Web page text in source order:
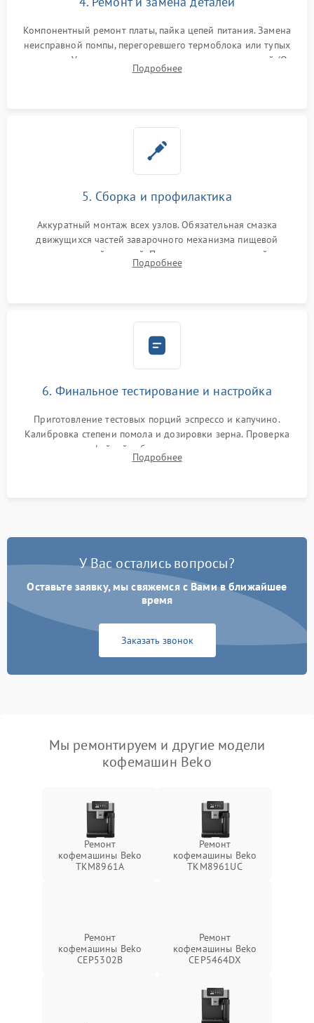
Компонентный ремонт платы, пайка цепей питания. Замена
неисправной помпы, перегоревшего термоблока или тупых
жерновов. Установка новых силиконовых уплотнителей (O-
ring) и тефлоновых трубок для надежного устранения
Подробнее
5. Сборка и профилактика
Аккуратный монтаж всех узлов. Обязательная смазка
движущихся частей заварочного механизма пищевой
силиконовой смазкой. Проведение программной
декальцинации и очистки системы от кофейных масел.
Подробнее
6. Финальное тестирование и настройка
Приготовление тестовых порций эспрессо и капучино.
Калибровка степени помола и дозировки зерна. Проверка
плотности кофейной таблетки, температуры напитка и
качества молочной пены. Контроль отсутствия посторонних
Подробнее
У Вас остались вопросы?
Оставьте заявку, мы свяжемся с Вами в ближайшее
время
Заказать звонок
Мы ремонтируем и другие модели
кофемашин Beko
Ремонт
кофемашины Beko
TKM8961A
Ремонт
кофемашины Beko
TKM8961UC
Ремонт
кофемашины Beko
CEP5302B
Ремонт
кофемашины Beko
CEP5464DX